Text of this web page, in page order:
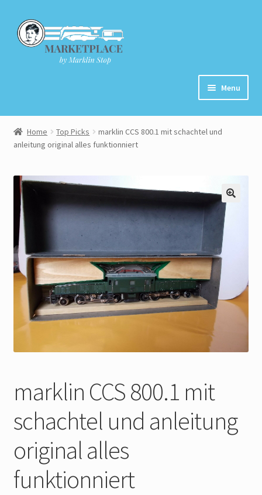
Skip
to
navigation
Skip
to
content
Menu
Home
About
Cart
Checkout
Contact
My Account
Store Registration
Stores
Home Top Picks
marklin CCS 800.1 mit schachtel und
anleitung original alles funktionniert
marklin CCS 800.1 mit
schachtel und anleitung
original alles
funktionniert